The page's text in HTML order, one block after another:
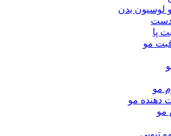
لوسيون بدن
پا
مو
مو
دهنده مو
مو